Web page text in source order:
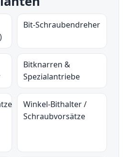
Bit-Schraubendreher
Bitknarren &
Spezialantriebe
Winkel-Bithalter /
Schraubvorsätze